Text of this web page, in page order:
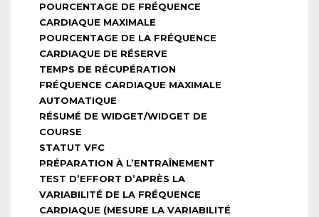
POURCENTAGE DE FRÉQUENCE
CARDIAQUE MAXIMALE
POURCENTAGE DE LA FRÉQUENCE
CARDIAQUE DE RÉSERVE
TEMPS DE RÉCUPÉRATION
FRÉQUENCE CARDIAQUE MAXIMALE
AUTOMATIQUE
RÉSUMÉ DE WIDGET/WIDGET DE
COURSE
STATUT VFC
PRÉPARATION À L’ENTRAÎNEMENT
TEST D’EFFORT D’APRÈS LA
VARIABILITÉ DE LA FRÉQUENCE
CARDIAQUE (MESURE LA VARIABILITÉ